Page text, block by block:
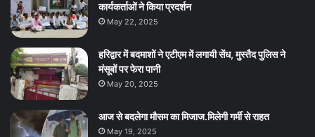
कार्यकर्ताओं ने किया प्रदर्शन
May 22, 2025
हरिद्वार में बदमाशों ने एटीएम में लगायी सेंध, मुस्तैद पुलिस ने
मंसूबों पर फेरा पानी
May 20, 2025
आज से बदलेगा मौसम का मिजाज.मिलेगी गर्मी से राहत
May 19, 2025